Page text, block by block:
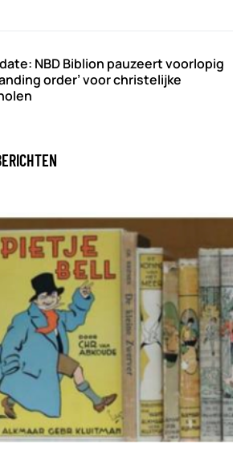
NBD Biblion pauzeert voorlopig
order’ voor christelijke